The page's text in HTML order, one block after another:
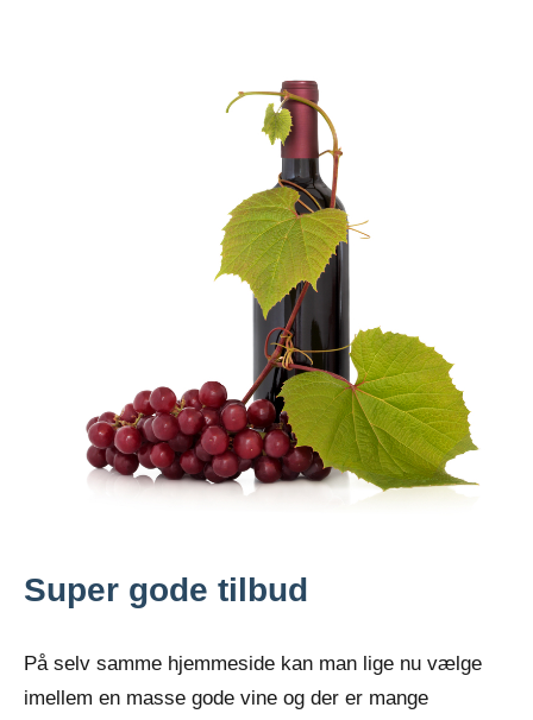
Super gode tilbud
På selv samme hjemmeside kan man lige nu vælge
imellem en masse gode vine og der er mange